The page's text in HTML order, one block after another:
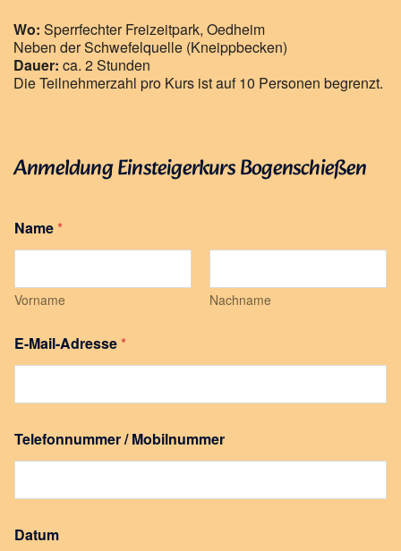
Wo: Sperrfechter Freizeitpark, Oedheim
Neben der Schwefelquelle (Kneippbecken)
Dauer: ca. 2 Stunden
Die Teilnehmerzahl pro Kurs ist auf 10 Personen begrenzt.
Anmeldung Einsteigerkurs Bogenschießen
Name *
Vorname Nachname
E-Mail-Adresse *
Telefonnummer / Mobilnummer
Datum